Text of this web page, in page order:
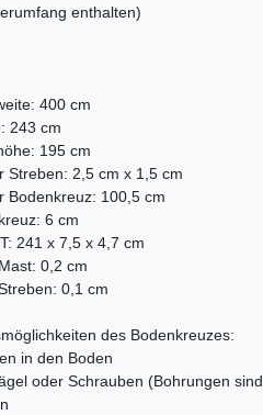
enthalten)
400 cm
243 cm
195 cm
Streben: 2,5 cm x 1,5 cm
Bodenkreuz: 100,5 cm
6 cm
241 x 7,5 x 4,7 cm
0,2 cm
0,1 cm
des Bodenkreuzes:
in den Boden
oder Schrauben (Bohrungen